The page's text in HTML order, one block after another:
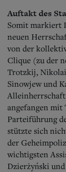
Auftakt des
Somit markiert
neuen
von der
Clique (zu der
Trotzkij,
Sinowjew und
Alleinherrschaft
angefangen
Parteiführung
stützte sich
der
wichtigsten
Dzierżyński